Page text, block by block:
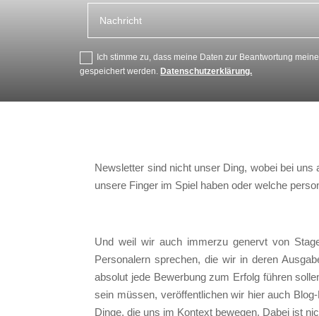
Ich stimme zu, dass meine Daten zur Beantwortung
gespeichert werden.Datenschutzerklärung.
Newsletter sind nicht unser Ding, wobei bei
unsere Finger im Spiel haben oder welche
Und weil wir auch immerzu genervt von
Personalern sprechen, die wir in deren
absolut jede Bewerbung zum Erfolg führen
sein müssen, veröffentlichen wir hier auch
Dinge, die uns im Kontext bewegen. Dabei ist